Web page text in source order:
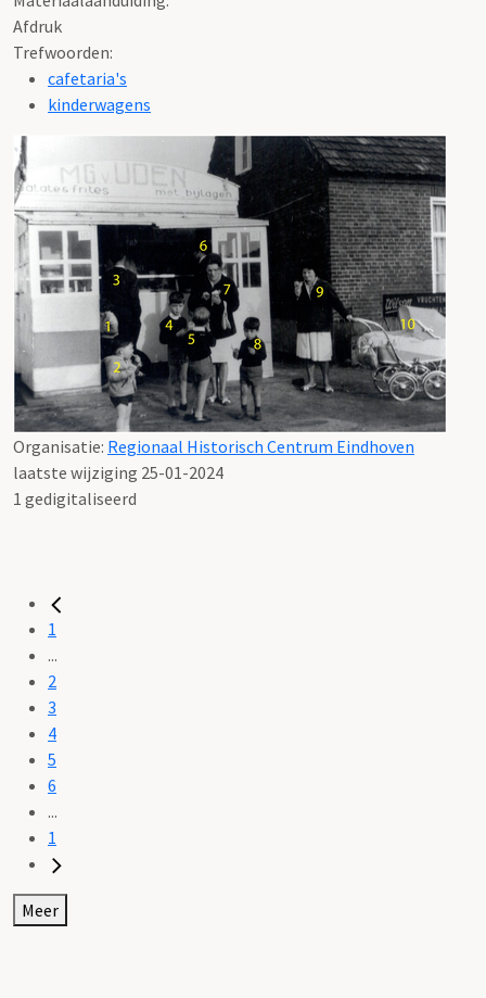
Afdruk
Trefwoorden:
cafetaria's
kinderwagens
Organisatie: Regionaal Historisch Centrum Eindhoven
laatste wijziging 25-01-2024
1 gedigitaliseerd
1
...
2
3
4
5
6
...
1
Meer